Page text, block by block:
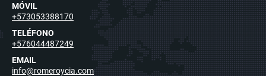
MÓVIL
+573053388170
TELÉFONO
+576044487249
EMAIL
info@romeroycia.com